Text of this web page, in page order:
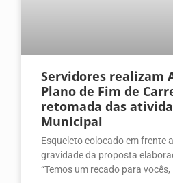
Servidores realizam
Plano de Fim de
retomada das
Municipal
Esqueleto colocado em frente
gravidade da proposta
“Temos um recado para vocês,